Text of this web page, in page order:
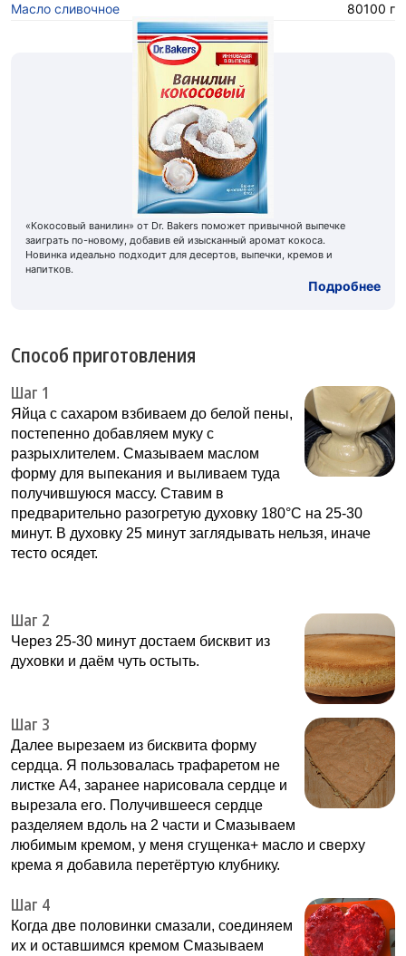
Масло сливочное 80100 г
«Кокосовый ванилин» от Dr. Bakers поможет привычной выпечке
заиграть по-новому, добавив ей изысканный аромат кокоса.
Новинка идеально подходит для десертов, выпечки, кремов и
напитков.
Подробнее
Способ приготовления
Шаг 1
Яйца с сахаром взбиваем до белой пены,
постепенно добавляем муку с
разрыхлителем. Смазываем маслом
форму для выпекания и выливаем туда
получившуюся массу. Ставим в
предварительно разогретую духовку 180°С на 25-30
минут. В духовку 25 минут заглядывать нельзя, иначе
тесто осядет.
Шаг 2
Через 25-30 минут достаем бисквит из
духовки и даём чуть остыть.
Шаг 3
Далее вырезаем из бисквита форму
сердца. Я пользовалась трафаретом не
листке А4, заранее нарисовала сердце и
вырезала его. Получившееся сердце
разделяем вдоль на 2 части и Смазываем
любимым кремом, у меня сгущенка+ масло и сверху
крема я добавила перетёртую клубнику.
Шаг 4
Когда две половинки смазали, соединяем
их и оставшимся кремом Смазываем